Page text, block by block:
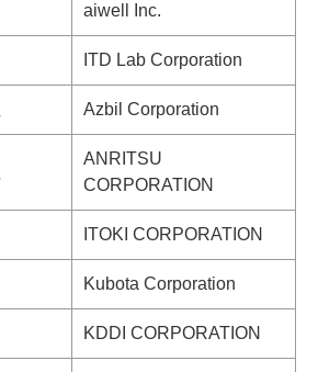
aiwell Inc.
ITD Lab Corporation
Azbil Corporation
ANRITSU
CORPORATION
ITOKI CORPORATION
Kubota Corporation
KDDI CORPORATION